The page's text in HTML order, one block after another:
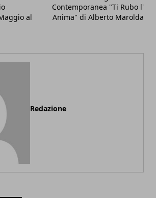
al
Contemporanea "Ti Rubo l'
Anima" di Alberto Marolda
Redazione